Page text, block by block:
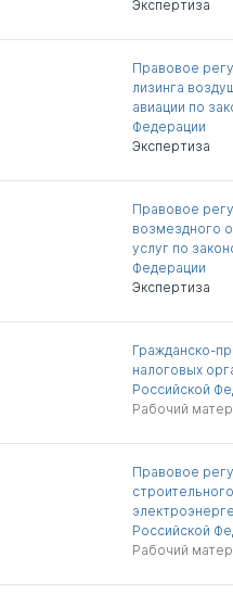
Экспертиза
Правовое
лизинга
авиации по
Федерации
Экспертиза
Правовое
возмездного
услуг по
Федерации
Экспертиза
Гражданско-
налоговых
Российской
Рабочий
Правовое
Российской
Рабочий